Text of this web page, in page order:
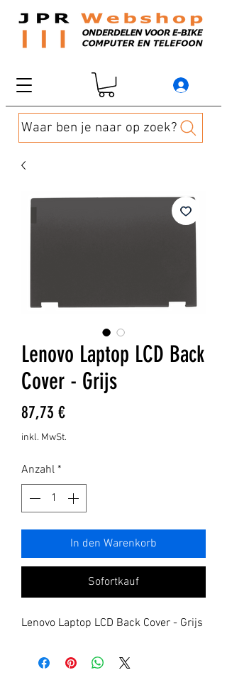
Waar ben je naar op zoek?
Lenovo Laptop LCD Back
Cover - Grijs
87,73 €Preis
inkl. MwSt.
Anzahl *
In den Warenkorb
Sofortkauf
Lenovo Laptop LCD Back Cover - Grijs